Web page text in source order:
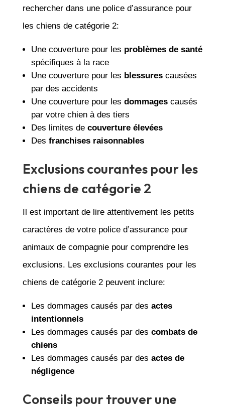
rechercher dans une police d’assurance pour
les chiens de catégorie 2:
Une couverture pour les problèmes de santé
spécifiques à la race
Une couverture pour les blessurescausées
par des accidents
Une couverture pour les dommagescausés
par votre chien à des tiers
Des limites de couverture élevées
Des franchises raisonnables
Exclusions courantes pour les
chiens de catégorie 2
Il est important de lire attentivement les petits
caractères de votre police d’assurance pour
animaux de compagnie pour comprendre les
exclusions. Les exclusions courantes pour les
chiens de catégorie 2 peuvent inclure:
Les dommages causés par des actes
intentionnels
Les dommages causés par des combats de
chiens
Les dommages causés par des actes de
négligence
Conseils pour trouver une